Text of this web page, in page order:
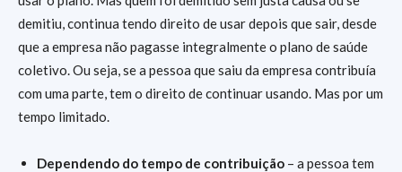
demitiu, continua tendo direito de usar depois que sair, desde
que a empresa não pagasse integralmente o plano de saúde
coletivo. Ou seja, se a pessoa que saiu da empresa contribuía
com uma parte, tem o direito de continuar usando. Mas por um
tempo limitado.
Dependendo do tempo de contribuição – a pessoa tem